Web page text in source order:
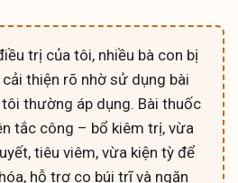
trị của tôi, nhiều bà con bị
thiện rõ nhờ sử dụng bài
thường áp dụng. Bài thuốc
tắc công – bổ kiêm trị, vừa
tiêu viêm, vừa kiện tỳ để
hỗ trợ co búi trĩ và ngăn